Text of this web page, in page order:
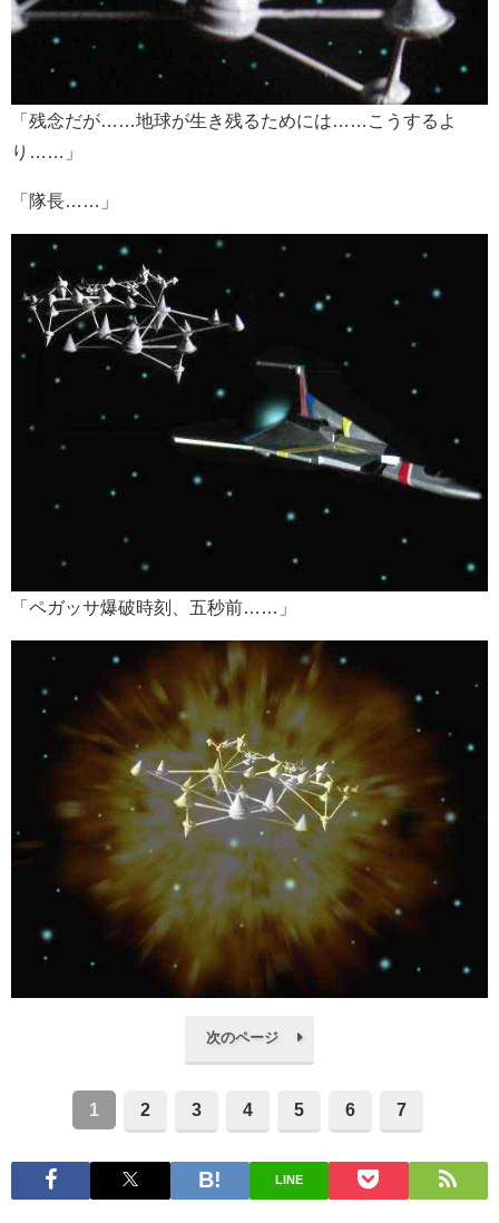
「残念だが……地球が生き残るためには……こうするよ
り……」
「隊長……」
「ペガッサ爆破時刻、五秒前……」
次のページ
1 2 3 4 5 6 7
LINE